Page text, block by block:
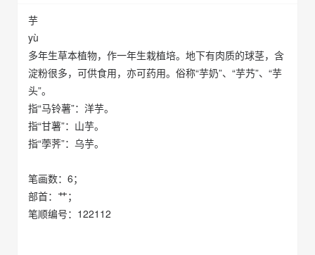
芋
yù
多年生草本植物，作一年生栽植培。地下有肉质的球茎，含
淀粉很多，可供食用，亦可药用。俗称“芋奶”、“芋艿”、“芋
头”。
指“马铃薯”：洋芋。
指“甘薯”：山芋。
指“荸荠”：乌芋。
笔画数：6；
部首：艹；
笔顺编号：122112